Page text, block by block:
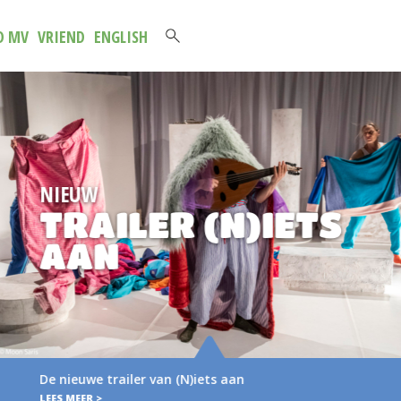
MV VRIEND ENGLISH
NIEUWE
BROCHURE
2027
Verse muziek voor het jongste publiek